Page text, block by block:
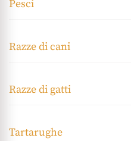
Pesci
Razze di cani
Razze di gatti
Tartarughe